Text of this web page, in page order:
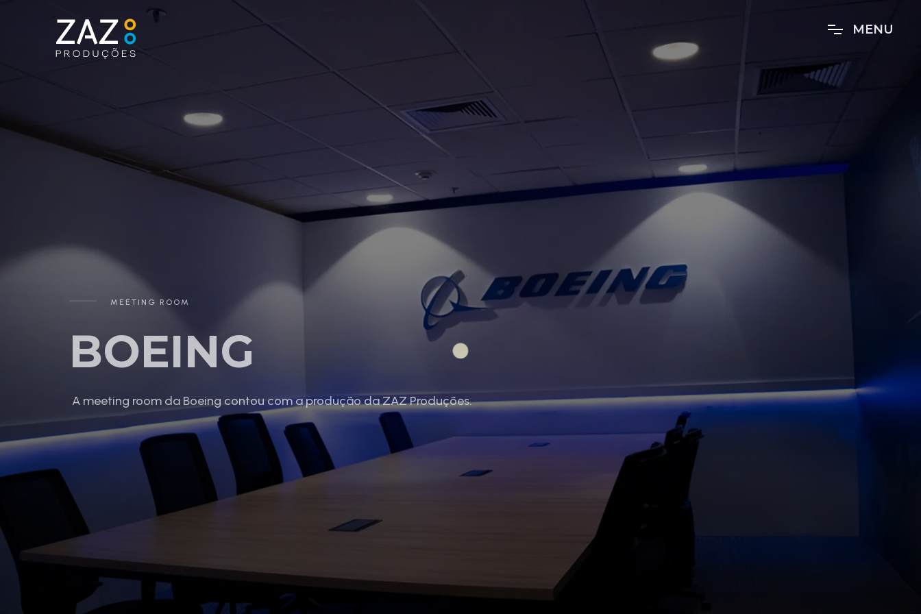
MENU
MEETING ROOM
BOEING
A meeting room da Boeing contou com a produção da ZAZ Produções.